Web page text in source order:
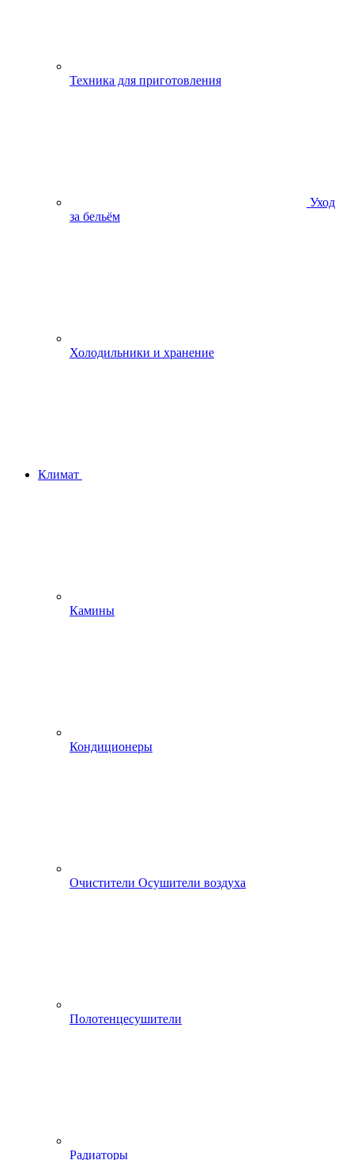
Техника для приготовления
Уход
за бельём
Холодильники и хранение
Климат
Камины
Кондиционеры
Очистители Осушители воздуха
Полотенцесушители
Радиаторы